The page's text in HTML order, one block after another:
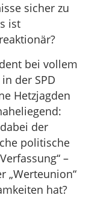
sicher zu
ist
bei vollem
der SPD
Hetzjagden
der
politische
–
„Werteunion“
hat?